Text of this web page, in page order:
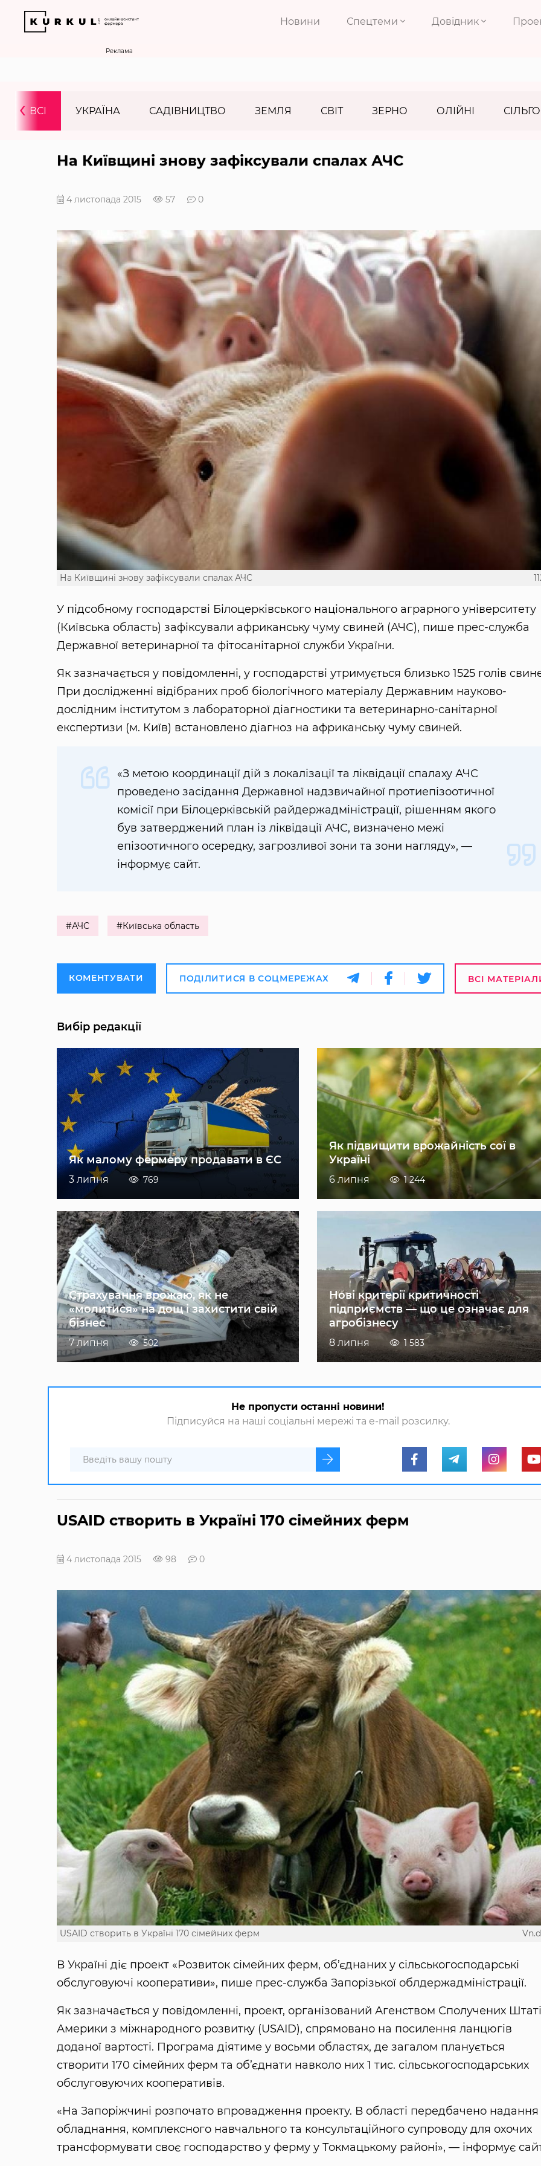
Новини Спецтеми Довідник
Реклама
ВСІ УКРАЇНА САДІВНИЦТВО ЗЕМЛЯ СВІТ ЗЕРНО ОЛІЙНІ
‹
На Київщині знову зафіксували спалах АЧС
4 листопада 2015 57 0
На Київщині знову зафіксували спалах АЧС
У підсобному господарстві Білоцерківського національного аграрного університету
(Київська область) зафіксували африканську чуму свиней (АЧС), пише прес-служба
Державної ветеринарної та фітосанітарної служби України.
Як зазначається у повідомленні, у господарстві утримується близько 1525 голів
При дослідженні відібраних проб біологічного матеріалу Державним науково-
дослідним інститутом з лабораторної діагностики та ветеринарно-санітарної
експертизи (м. Київ) встановлено діагноз на африканську чуму свиней.
«З метою координації дій з локалізації та ліквідації спалаху АЧС
проведено засідання Державної надзвичайної протиепізоотичної
комісії при Білоцерківській райдержадміністрації, рішенням якого
був затверджений план із ліквідації АЧС, визначено межі
епізоотичного осередку, загрозливої зони та зони нагляду», —
інформує сайт.
#АЧС #Київська область
КОМЕНТУВАТИ ПОДІЛИТИСЯ В СОЦМЕРЕЖАХ ВСІ
Вибір редакції
Як малому фермеру продавати в ЄС
3 липня 769
Як підвищити врожайність сої в
Україні
6 липня 1 244
Страхування врожаю, як не
«молитися» на дощ і захистити свій
бізнес
7 липня 502
Нові критерії критичності
підприємств — що це означає для
агробізнесу
8 липня 1 583
Не пропусти останні новини!
Підписуйся на наші соціальні мережі та e-mail розсилку.
USAID створить в Україні 170 сімейних ферм
4 листопада 2015 98 0
USAID створить в Україні 170 сімейних ферм
В Україні діє проект «Розвиток сімейних ферм, об’єднаних у сільськогосподарські
обслуговуючі кооперативи», пише прес-служба Запорізької облдержадміністрації.
Як зазначається у повідомленні, проект, організований Агенством Сполучених
Америки з міжнародного розвитку (USAID), спрямовано на посилення ланцюгів
доданої вартості. Програма діятиме у восьми областях, де загалом планується
створити 170 сімейних ферм та об’єднати навколо них 1 тис. сільськогосподарських
обслуговуючих кооперативів.
«На Запоріжчині розпочато впровадження проекту. В області передбачено надання
обладнання, комплексного навчального та консультаційного супроводу для охочих
трансформувати своє господарство у ферму у Токмацькому районі», — інформує